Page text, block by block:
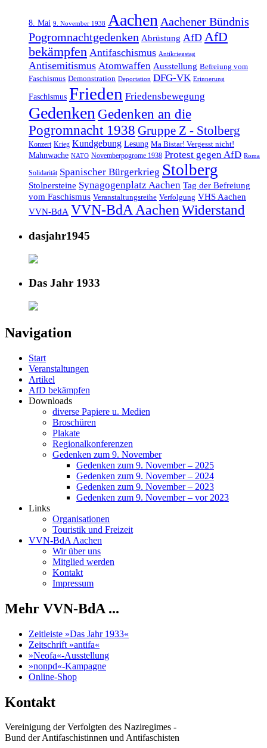
8. Mai 9. November 1938 Aachen Aachener Bündnis
Pogromnachtgedenken Abrüstung AfD AfD
bekämpfen Antifaschismus Antikriegstag
Antisemitismus Atomwaffen Ausstellung Befreiung vom
Faschismus Demonstration Deportation DFG-VK Erinnerung
Faschismus Frieden Friedensbewegung
Gedenken Gedenken an die
Pogromnacht 1938 Gruppe Z - Stolberg
Konzert Krieg Kundgebung Lesung Ma Bistar! Vergesst nicht!
Mahnwache NATO Novemberpogrome 1938 Protest gegen AfD Roma
Solidarität Spanischer Bürgerkrieg Stolberg
Stolpersteine Synagogenplatz Aachen Tag der Befreiung
vom Faschismus Veranstaltungsreihe Verfolgung VHS Aachen
VVN-BdA VVN-BdA AachenWiderstand
dasjahr1945
Das Jahr 1933
Navigation
Start
Veranstaltungen
Artikel
AfD bekämpfen
Downloads
diverse Papiere u. Medien
Broschüren
Plakate
Regionalkonferenzen
Gedenken zum 9. November
Gedenken zum 9. November – 2025
Gedenken zum 9. November – 2024
Gedenken zum 9. November – 2023
Gedenken zum 9. November – vor 2023
Links
Organisationen
Touristik und Freizeit
VVN-BdA Aachen
Wir über uns
Mitglied werden
Kontakt
Impressum
Mehr VVN-BdA ...
Zeitleiste »Das Jahr 1933«
Zeitschrift »antifa«
»Neofa«-Ausstellung
»nonpd«-Kampagne
Online-Shop
Kontakt
Vereinigung der Verfolgten des Naziregimes -
Bund der Antifaschistinnen und Antifaschisten